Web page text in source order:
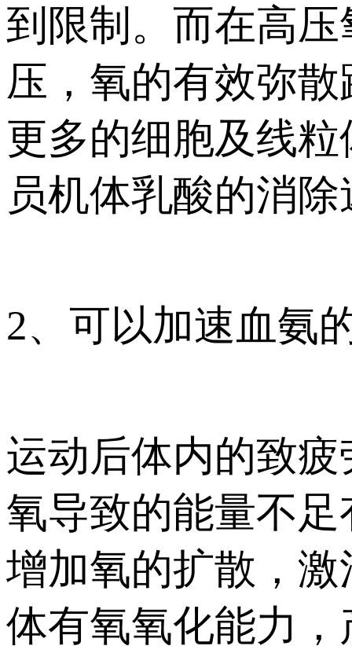
到限制。而在高
压，氧的有效弥
更多的细胞及线
员机体乳酸的消
2、可以加速血氨
运动后体内的致
氧导致的能量不
增加氧的扩散，
体有氧氧化能力